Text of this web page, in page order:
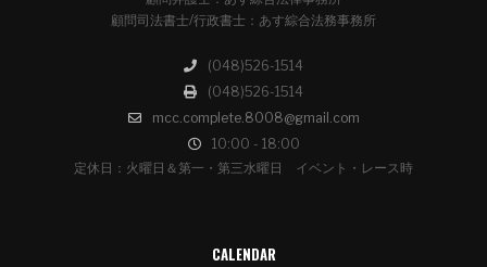
顧問司法書士/行政書士：あす綜合法務事務所
(048)526-1514
(048)526-1514
mcc.complete.8008@gmail.com
10:00 - 18:00
定休日：火曜日＆第一・第三水曜日 イベント・レース時
CALENDAR